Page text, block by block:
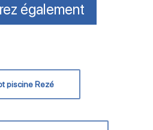
également
piscine Rezé